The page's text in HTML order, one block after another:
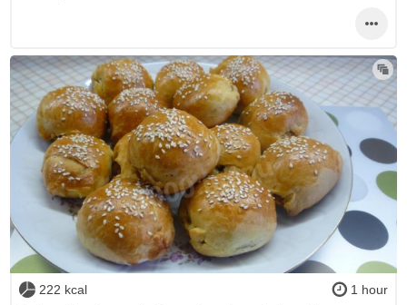
222 kcal 1 hour